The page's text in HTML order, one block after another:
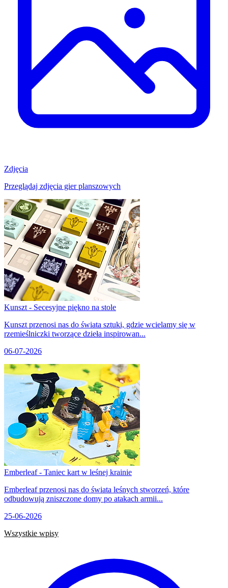
Zdjęcia
Przeglądaj zdjęcia gier planszowych
Kunszt - Secesyjne piękno na stole
Kunszt przenosi nas do świata sztuki, gdzie wcielamy się w
rzemieślniczki tworzące dzieła inspirowan...
06-07-2026
Emberleaf - Taniec kart w leśnej krainie
Emberleaf przenosi nas do świata leśnych stworzeń, które
odbudowują zniszczone domy po atakach armii...
25-06-2026
Wszystkie wpisy